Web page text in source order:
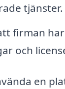
tjänster.
firman
och
en